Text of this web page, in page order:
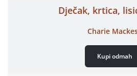
Dječak, krtica,
Charie
Kupi odmah